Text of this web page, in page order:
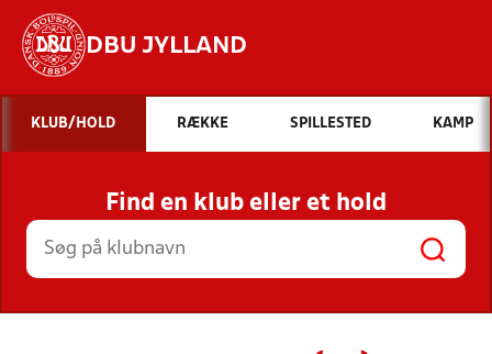
DBU JYLLAND
Hvad vil du søge efter?
INDHOLD OG NYHEDER
STILLINGER, RESULTATER, KLUBBER OG
HOLD
KLUB/HOLD RÆKKE SPILLESTED KAMP
Find en klub eller et hold